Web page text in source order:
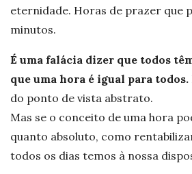
eternidade. Horas de prazer que
minutos.
É uma falácia dizer que todos
que uma hora é igual para todos.
do ponto de vista abstrato.
Mas se o conceito de uma hora
quanto absoluto, como
todos os dias temos à nossa